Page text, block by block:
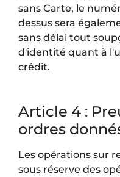
sans Carte, le
dessus sera
sans délai tout
d'identité quant à
crédit.
Article 4 :
ordres
Les opérations sur
sous réserve des